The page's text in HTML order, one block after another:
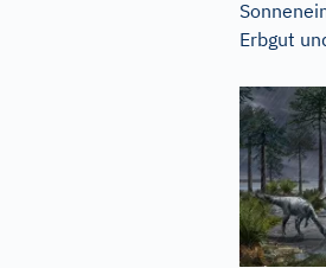
Erbgut